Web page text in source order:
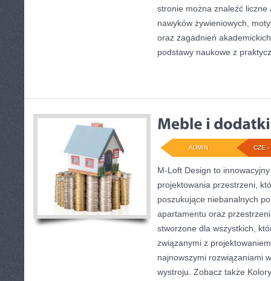
stronie można znaleźć liczne
nawyków żywieniowych,
oraz zagadnień
podstawy naukowe z
CZE -
ADMIN
M-Loft Design to
projektowania przestrzeni,
poszukujące niebanalnych
apartamentu oraz
stworzone dla wszystkich,
związanymi z
najnowszymi rozwiązaniami
wystroju. Zobacz także